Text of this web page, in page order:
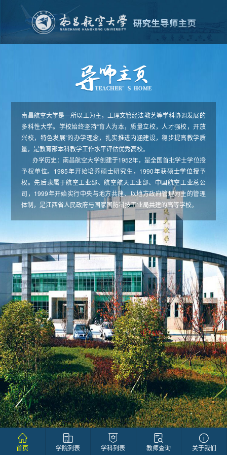
南昌航空大学是一所以工为主，工理文管经法教艺等学科协调发展的
多科性大学。学校始终坚持“育人为本，质量立校，人才强校，开放
兴校，特色发展”的办学理念，扎实推进内涵建设，稳步提高教学质
量，是教育部本科教学工作水平评估优秀高校。
办学历史：南昌航空大学创建于1952年，是全国首批学士学位授
予权单位。1985年开始培养硕士研究生，1990年获硕士学位授予
权。先后隶属于航空工业部、航空航天工业部、中国航空工业总公
司，1999年开始实行中央与地方共建、以地方政府管理为主的管理
体制，是江西省人民政府与国家国防科技工业局共建的高等学校。
首页 学院列表 学科列表 教师查询 关于我们